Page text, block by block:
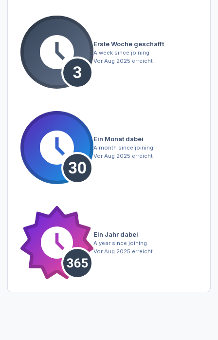
Erste Woche geschafft
A week since joining
Vor Aug 2025 erreicht
Ein Monat dabei
A month since joining
Vor Aug 2025 erreicht
Ein Jahr dabei
A year since joining
Vor Aug 2025 erreicht